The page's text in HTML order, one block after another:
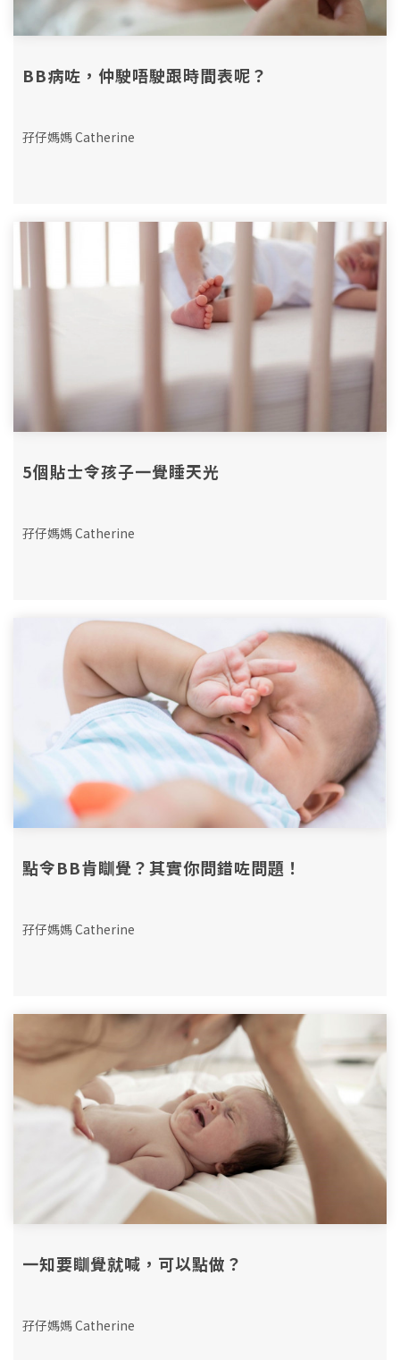
BB病咗，仲駛唔駛跟時間表呢？
孖仔媽媽 Catherine
5個貼士令孩子一覺睡天光
孖仔媽媽 Catherine
點令BB肯瞓覺？其實你問錯咗問題！
孖仔媽媽 Catherine
一知要瞓覺就喊，可以點做？
孖仔媽媽 Catherine